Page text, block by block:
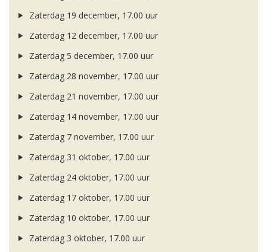
Zaterdag 19 december, 17.00 uur
Zaterdag 12 december, 17.00 uur
Zaterdag 5 december, 17.00 uur
Zaterdag 28 november, 17.00 uur
Zaterdag 21 november, 17.00 uur
Zaterdag 14 november, 17.00 uur
Zaterdag 7 november, 17.00 uur
Zaterdag 31 oktober, 17.00 uur
Zaterdag 24 oktober, 17.00 uur
Zaterdag 17 oktober, 17.00 uur
Zaterdag 10 oktober, 17.00 uur
Zaterdag 3 oktober, 17.00 uur